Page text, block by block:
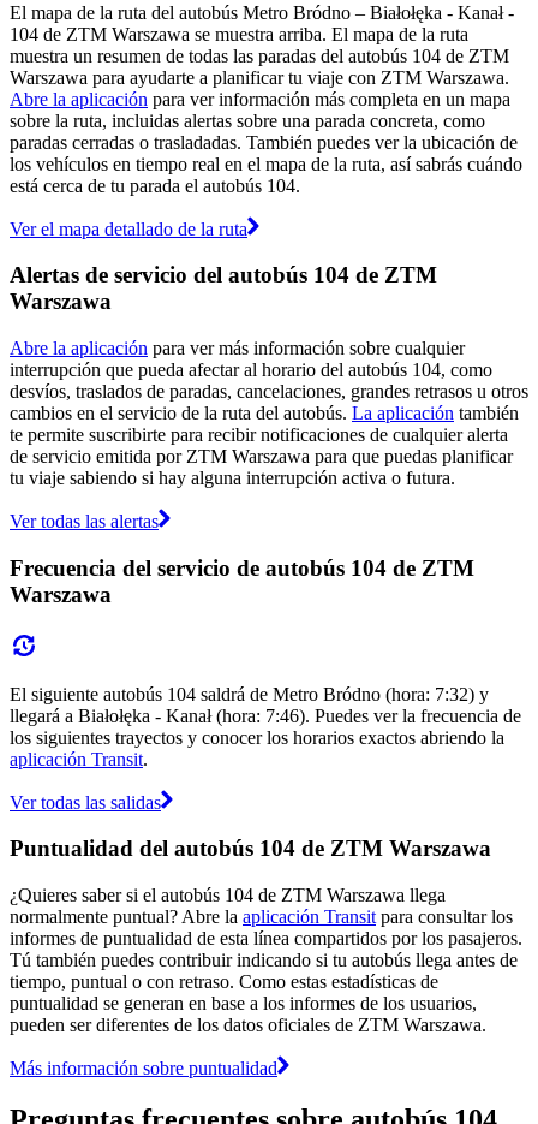
El mapa de la ruta del autobús Metro Bródno – Białołęka - Kanał -
104 de ZTM Warszawa se muestra arriba. El mapa de la ruta
muestra un resumen de todas las paradas del autobús 104 de ZTM
Warszawa para ayudarte a planificar tu viaje con ZTM Warszawa.
Abre la aplicación para ver información más completa en un mapa
sobre la ruta, incluidas alertas sobre una parada concreta, como
paradas cerradas o trasladadas. También puedes ver la ubicación de
los vehículos en tiempo real en el mapa de la ruta, así sabrás cuándo
está cerca de tu parada el autobús 104.
Ver el mapa detallado de la ruta
Alertas de servicio del autobús 104 de ZTM
Warszawa
Abre la aplicación para ver más información sobre cualquier
interrupción que pueda afectar al horario del autobús 104, como
desvíos, traslados de paradas, cancelaciones, grandes retrasos u otros
cambios en el servicio de la ruta del autobús. La aplicación también
te permite suscribirte para recibir notificaciones de cualquier alerta
de servicio emitida por ZTM Warszawa para que puedas planificar
tu viaje sabiendo si hay alguna interrupción activa o futura.
Ver todas las alertas
Frecuencia del servicio de autobús 104 de ZTM
Warszawa
El siguiente autobús 104 saldrá de Metro Bródno (hora: 7:32) y
llegará a Białołęka - Kanał (hora: 7:46). Puedes ver la frecuencia de
los siguientes trayectos y conocer los horarios exactos abriendo la
aplicación Transit.
Ver todas las salidas
Puntualidad del autobús 104 de ZTM Warszawa
¿Quieres saber si el autobús 104 de ZTM Warszawa llega
normalmente puntual? Abre la aplicación Transit para consultar los
informes de puntualidad de esta línea compartidos por los pasajeros.
Tú también puedes contribuir indicando si tu autobús llega antes de
tiempo, puntual o con retraso. Como estas estadísticas de
puntualidad se generan en base a los informes de los usuarios,
pueden ser diferentes de los datos oficiales de ZTM Warszawa.
Más información sobre puntualidad